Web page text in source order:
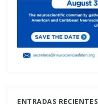
ENTRADAS RECIENTES